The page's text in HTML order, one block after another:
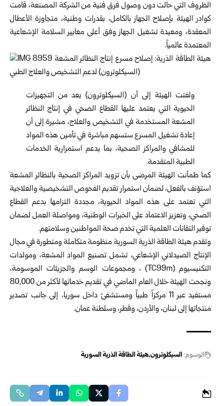
الظروف التي حالت دون وصول فرق فنية من الشركة ‏المصنعة، قامت
كوادر الهيئة بإصلاح الجهاز بالكامل، بقدرات ‏وطنية، متجاوزة الأعطال
المعقدة، ومعيدة تشغيل الجهاز وفق ‏أعلى معايير السلامة الإشعاعية
المعتمدة عالمياً‎.‎
ولفتت الهيئة إلى أن (السيكلوترون) يعد من التجهيزات
الحيوية التي ‏يعتمد عليها القطاع الصحي في إنتاج النظائر
المشعة المستخدمة في ‏التشخيص والعلاج، مشيرة إلى أن
إعادة تشغيل المسرع ستسهم ‏مباشرة في تأمين هذه المواد
للمشافي والمراكز الصحية، بما يدعم ‏استمرارية الخدمات
الطبية المتقدمة‎.‎
كما طمأنت الهيئة المرضى بأن تزويد المراكز الصحية بالنظائر ‏المشعة
استؤنف بالفعل، لضمان استمرار تقديم الفحوص التشخيصية ‏والعلاجية
التي تعتمد على هذه المواد الحيوية، مجددة التزامها بدعم ‏القطاع
الصحي، وتعزيز الاعتماد على الخبرات الوطنية، ‏ومواصلة العمل لضمان
توفير التقانات العلمية التي تخدم صحة ‏المواطنين وسلامتهم‎.‎
وتقدم هيئة الطاقة الذرية السورية منظومة متكاملة ومتطورة في ‏مجال
الإنتاج الصيدلاني الإشعاعي، تشمل تصنيع المواد المشعة، ‏ومولدات
التكنيسيوم ‎ (TC99m)‎، ومجموعات الوسم والجزيئات ‏الموسومة،
ونجحت الهيئة خلال العام الماضي في تقديم خدماتها ‏لأكثر من 80,000
مستفيد عبر 11 مركزاً طبياً ومستشفىً داخل ‏سوريا، إلى جانب تصدير
منتجاتها إلى لبنان، والأردن، وقطر، ‏وسلطنة عمان‎.‎
الوسوم: السيكلوترون هيئة الطاقة الذرية السورية